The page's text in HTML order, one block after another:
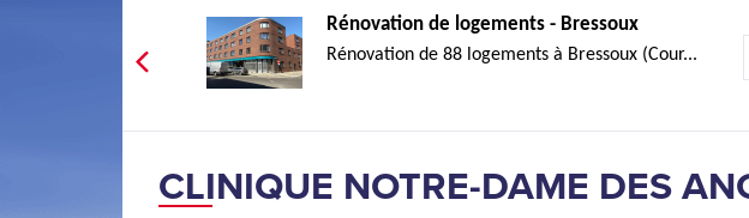
Rénovation de logements - Bressoux
Rénovation de 88 logements à Bressoux (Cour...
CLINIQUE NOTRE-DAME DES